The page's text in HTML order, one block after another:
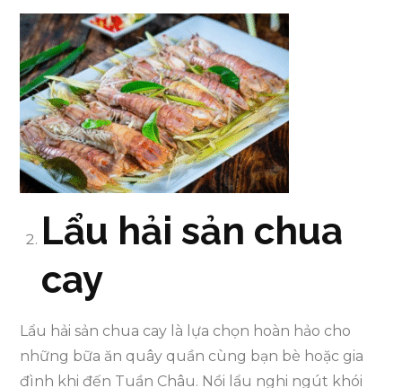
Lẩu hải sản chua
cay
Lẩu hải sản chua cay là lựa chọn hoàn hảo cho
những bữa ăn quây quần cùng bạn bè hoặc gia
đình khi đến Tuần Châu. Nồi lẩu nghi ngút khói